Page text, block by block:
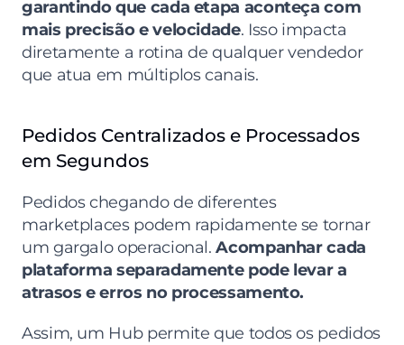
garantindo que cada etapa aconteça com
mais precisão e velocidade. Isso impacta
diretamente a rotina de qualquer vendedor
que atua em múltiplos canais.
Pedidos Centralizados e Processados
em Segundos
Pedidos chegando de diferentes
marketplaces podem rapidamente se tornar
um gargalo operacional. Acompanhar cada
plataforma separadamente pode levar a
atrasos e erros no processamento.
Assim, um Hub permite que todos os pedidos